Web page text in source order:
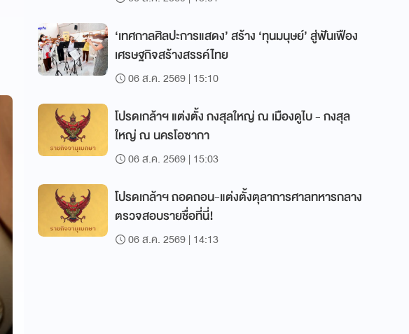
‘เทศกาลศิลปะการแสดง’ สร้าง ‘ทุนมนุษย์’ สู่ฟันเฟือง
เศรษฐกิจสร้างสรรค์ไทย
06 ส.ค. 2569 | 15:10
โปรดเกล้าฯ แต่งตั้ง กงสุลใหญ่ ณ เมืองดูไบ - กงสุล
ใหญ่ ณ นครโอซากา
06 ส.ค. 2569 | 15:03
โปรดเกล้าฯ ถอดถอน-แต่งตั้งตุลาการศาลทหารกลาง
ตรวจสอบรายชื่อที่นี่!
06 ส.ค. 2569 | 14:13